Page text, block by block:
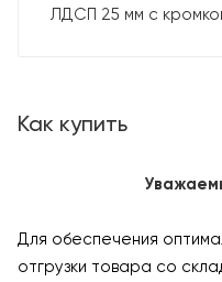
ЛДСП 25 мм с
Как купить
Для обеспечения
отгрузки товара со